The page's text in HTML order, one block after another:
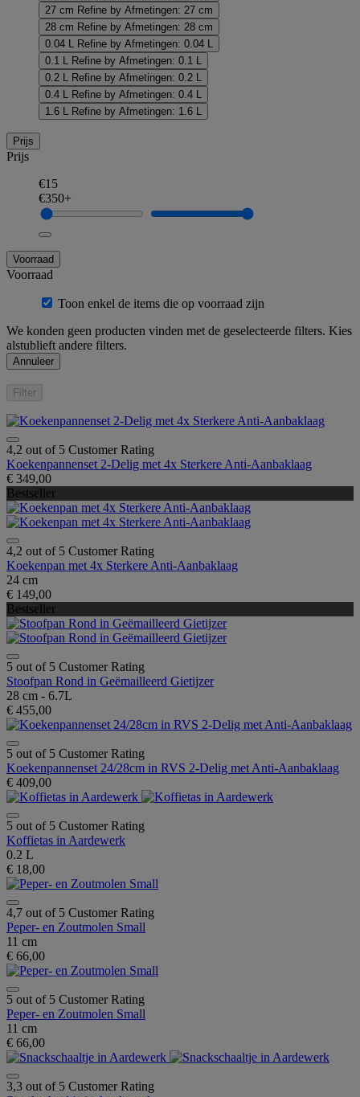
27 cm Refine by Afmetingen: 27 cm
28 cm Refine by Afmetingen: 28 cm
0.04 L
Refine by Afmetingen: 0.04 L
0.1 L
Refine by Afmetingen: 0.1 L
0.2 L
Refine by Afmetingen: 0.2 L
0.4 L
Refine by Afmetingen: 0.4 L
1.6 L
Refine by Afmetingen: 1.6 L
Prijs
Prijs
€15
€350+
Voorraad
Voorraad
Toon enkel de items die op voorraad zijn
We konden geen producten vinden met de geselecteerde filters. Kies
alstublieft andere filters.
Annuleer
Filter
4,2 out of 5 Customer Rating
Koekenpannenset 2-Delig met 4x Sterkere Anti-Aanbaklaag
€ 349,00
Bestseller
4,2 out of 5 Customer Rating
Koekenpan met 4x Sterkere Anti-Aanbaklaag
24 cm
€ 149,00
Bestseller
5 out of 5 Customer Rating
Stoofpan Rond in Geëmailleerd Gietijzer
28 cm - 6.7L
€ 455,00
5 out of 5 Customer Rating
Koekenpannenset 24/28cm in RVS 2-Delig met Anti-Aanbaklaag
€ 409,00
5 out of 5 Customer Rating
Koffietas in Aardewerk
0.2 L
€ 18,00
4,7 out of 5 Customer Rating
Peper- en Zoutmolen Small
11 cm
€ 66,00
5 out of 5 Customer Rating
Peper- en Zoutmolen Small
11 cm
€ 66,00
3,3 out of 5 Customer Rating